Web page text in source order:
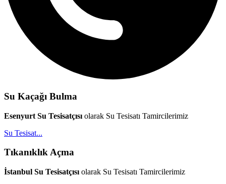
Su Kaçağı Bulma
Esenyurt Su Tesisatçısı olarak Su Tesisatı Tamircilerimiz
Su Tesisat...
Tıkanıklık Açma
İstanbul Su Tesisatçısı olarak Su Tesisatı Tamircilerimiz